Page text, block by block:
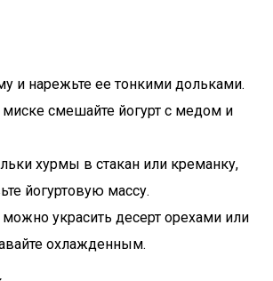
и нарежьте ее тонкими дольками.
смешайте йогурт с медом и
хурмы в стакан или креманку,
йогуртовую массу.
украсить десерт орехами или
охлажденным.